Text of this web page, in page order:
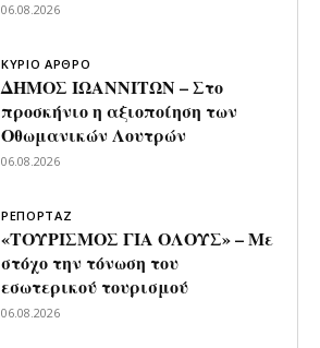
06.08.2026
ΚΥΡΙΟ ΑΡΘΡΟ
ΔΗΜΟΣ ΙΩΑΝΝΙΤΩΝ – Στο
προσκήνιο η αξιοποίηση των
Οθωμανικών Λουτρών
06.08.2026
ΡΕΠΟΡΤΑΖ
«ΤΟΥΡΙΣΜΟΣ ΓΙΑ ΟΛΟΥΣ» – Με
στόχο την τόνωση του
εσωτερικού τουρισμού
06.08.2026